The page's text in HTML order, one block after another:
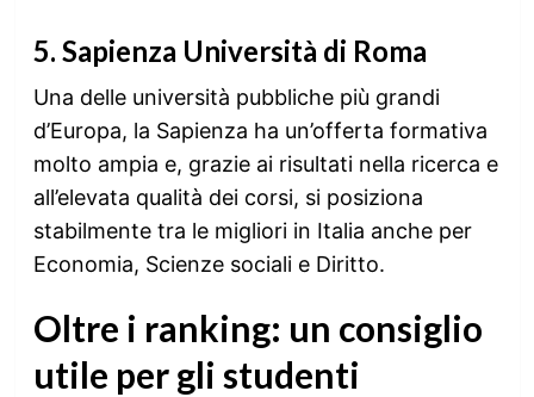
5. Sapienza Università di Roma
Una delle università pubbliche più grandi
d’Europa, la Sapienza ha un’offerta formativa
molto ampia e, grazie ai risultati nella ricerca e
all’elevata qualità dei corsi, si posiziona
stabilmente tra le migliori in Italia anche per
Economia, Scienze sociali e Diritto.
Oltre i ranking: un consiglio
utile per gli studenti